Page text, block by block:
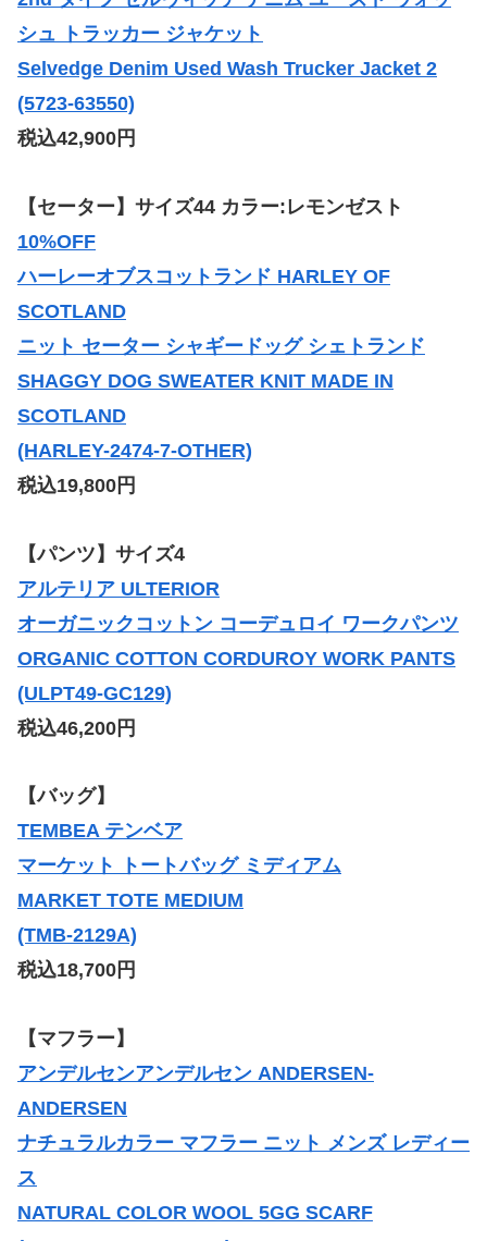
シュ トラッカー ジャケット
Selvedge Denim Used Wash Trucker Jacket 2
(5723-63550)
税込42,900円
【セーター】サイズ44 カラー:レモンゼスト
10%OFF
ハーレーオブスコットランド HARLEY OF
SCOTLAND
ニット セーター シャギードッグ シェトランド
SHAGGY DOG SWEATER KNIT MADE IN
SCOTLAND
(HARLEY-2474-7-OTHER)
税込19,800円
【パンツ】サイズ4
アルテリア ULTERIOR
オーガニックコットン コーデュロイ ワークパンツ
ORGANIC COTTON CORDUROY WORK PANTS
(ULPT49-GC129)
税込46,200円
【バッグ】
TEMBEA テンベア
マーケット トートバッグ ミディアム
MARKET TOTE MEDIUM
(TMB-2129A)
税込18,700円
【マフラー】
アンデルセンアンデルセン ANDERSEN-
ANDERSEN
ナチュラルカラー マフラー ニット メンズ レディー
ス
NATURAL COLOR WOOL 5GG SCARF